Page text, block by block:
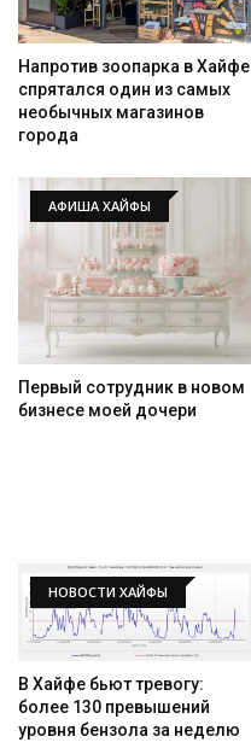
Напротив зоопарка в Хайфе
спрятался один из самых
необычных магазинов
города
АФИША ХАЙФЫ
Первый сотрудник в новом
бизнесе моей дочери
НОВОСТИ ХАЙФЫ
В Хайфе бьют тревогу:
более 130 превышений
уровня бензола за неделю